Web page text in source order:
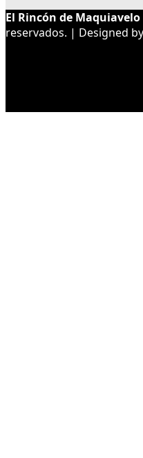
El Rincón de Maquiavelo
reservados. | Designed by